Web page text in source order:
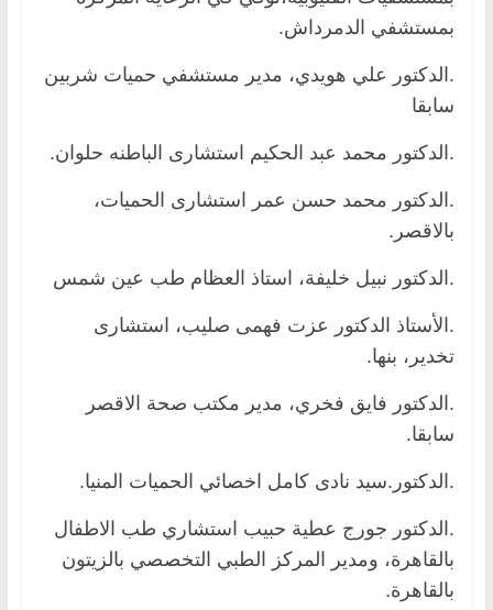
بمستشفي الدمرداش.
.الدكتور علي هويدي، مدير مستشفي حميات شربين
سابقا
.الدكتور محمد عبد الحكيم استشارى الباطنه حلوان.
.الدكتور محمد حسن عمر استشارى الحميات،
بالاقصر.
.الدكتور نبيل خليفة، استاذ العظام طب عين شمس
.الأستاذ الدكتور عزت فهمى صليب، استشارى
تخدير، بنها.
.الدكتور فايق فخري، مدير مكتب صحة الاقصر
سابقا.
.الدكتور.سيد نادى كامل اخصائي الحميات المنيا.
.الدكتور جورج عطية حبيب استشاري طب الاطفال
بالقاهرة، ومدير المركز الطبي التخصصي بالزيتون
بالقاهرة.